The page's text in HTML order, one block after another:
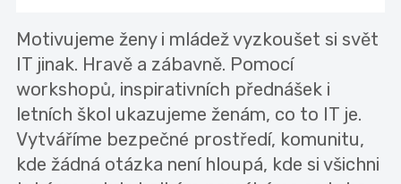
Motivujeme ženy i mládež vyzkoušet si svět
IT jinak. Hravě a zábavně. Pomocí
workshopů, inspirativních přednášek i
letních škol ukazujeme ženám, co to IT je.
Vytváříme bezpečné prostředí, komunitu,
kde žádná otázka není hloupá, kde si všichni